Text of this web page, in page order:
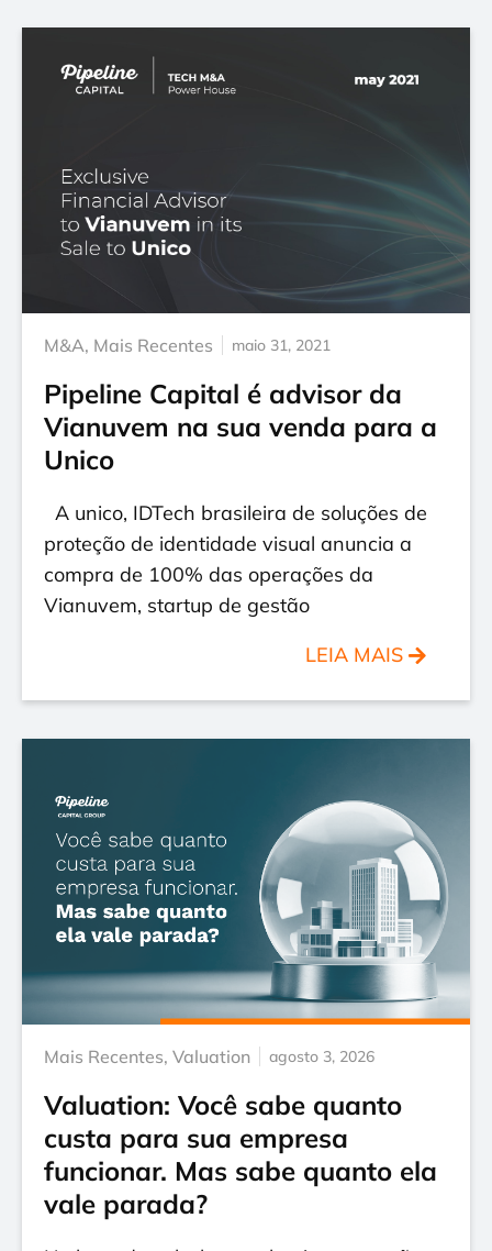
M&A, Mais Recentes maio 31, 2021
Pipeline Capital é advisor da
Vianuvem na sua venda para a
Unico
A unico, IDTech brasileira de soluções de
proteção de identidade visual anuncia a
compra de 100% das operações da
Vianuvem, startup de gestão
LEIA MAIS
Mais Recentes, Valuation agosto 3, 2026
Valuation: Você sabe quanto
custa para sua empresa
funcionar. Mas sabe quanto ela
vale parada?